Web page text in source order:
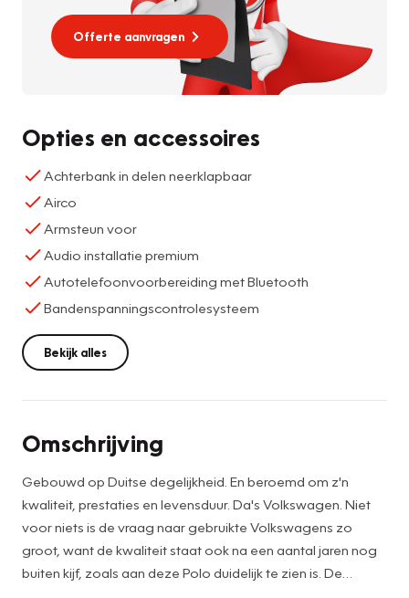
Offerte aanvragen
Opties en accessoires
Achterbank in delen neerklapbaar
Airco
Armsteun voor
Audio installatie premium
Autotelefoonvoorbereiding met Bluetooth
Bandenspanningscontrolesysteem
Bekijk alles
Omschrijving
Gebouwd op Duitse degelijkheid. En beroemd om z'n
kwaliteit, prestaties en levensduur. Da's Volkswagen. Niet
voor niets is de vraag naar gebruikte Volkswagens zo
groot, want de kwaliteit staat ook na een aantal jaren nog
buiten kijf, zoals aan deze Polo duidelijk te zien is. De